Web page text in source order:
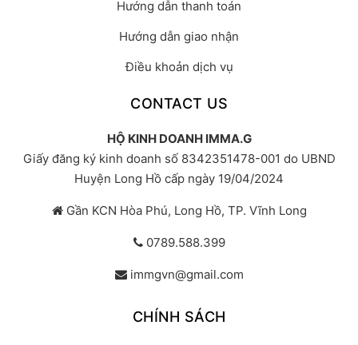
Hướng dẫn thanh toán
Hướng dẫn giao nhận
Điều khoản dịch vụ
CONTACT US
HỘ KINH DOANH IMMA.G
Giấy đăng ký kinh doanh số 8342351478-001 do UBND
Huyện Long Hồ cấp ngày 19/04/2024
Gần KCN Hòa Phú, Long Hồ, TP. Vĩnh Long
0789.588.399
immgvn@gmail.com
CHÍNH SÁCH